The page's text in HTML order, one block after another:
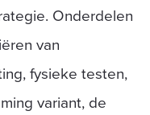
Onderdelen
van
fysieke testen,
variant, de